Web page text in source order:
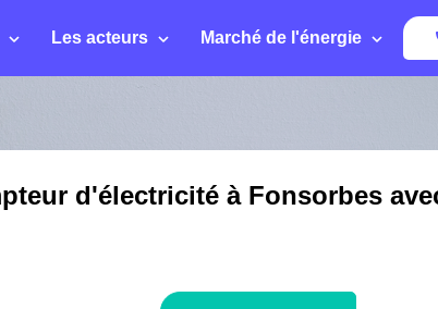
Les acteurs Marché de l'énergie